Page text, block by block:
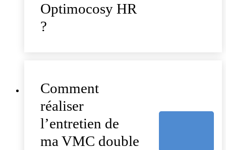
Optimocosy HR
?
Comment
réaliser
l’entretien de
ma VMC double